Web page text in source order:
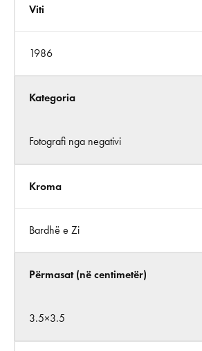
Viti
1986
Kategoria
Fotografi nga negativi
Kroma
Bardhë e Zi
Përmasat (në centimetër)
3.5×3.5